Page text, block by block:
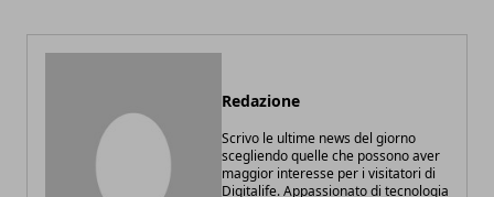
Redazione
Scrivo le ultime news del giorno
scegliendo quelle che possono aver
maggior interesse per i visitatori di
Digitalife. Appassionato di tecnologia